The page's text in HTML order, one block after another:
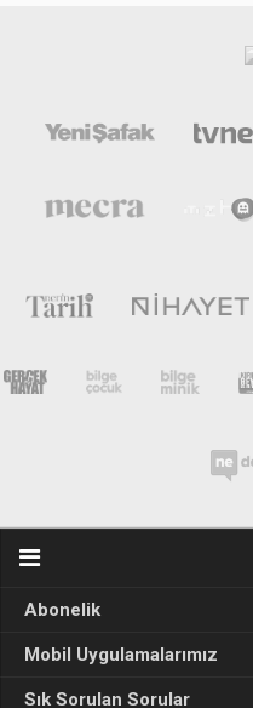
Abonelik
Mobil Uygulamalarımız
Sık Sorulan Sorular